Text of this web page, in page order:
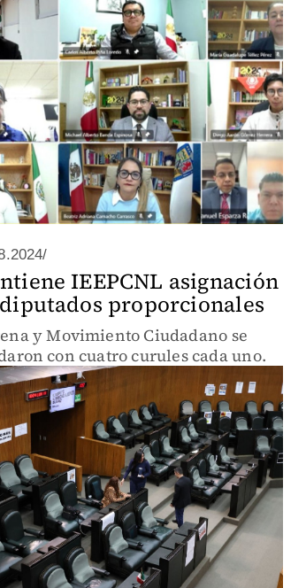
IEEPCNL asignación
proporcionales
y Movimiento Ciudadano se
con cuatro curules cada uno.